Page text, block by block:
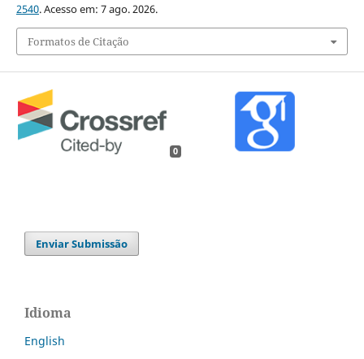
2540. Acesso em: 7 ago. 2026.
Formatos de Citação
0
Enviar Submissão
Idioma
English